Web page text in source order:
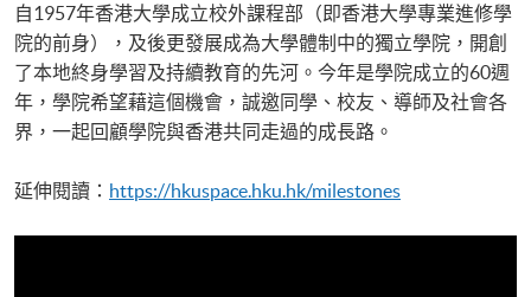
自1957年香港大學成立校外課程部（即香港大學專業進修學
院的前身），及後更發展成為大學體制中的獨立學院，開創
了本地終身學習及持續教育的先河。今年是學院成立的60週
年，學院希望藉這個機會，誠邀同學、校友、導師及社會各
界，一起回顧學院與香港共同走過的成長路。
延伸閱讀： https://hkuspace.hku.hk/milestones